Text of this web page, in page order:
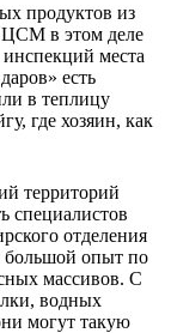
продуктов из
ЦСМ в этом деле
места
есть
в теплицу
где хозяин, как
территорий
специалистов
отделения
большой опыт по
массивов. С
водных
могут такую